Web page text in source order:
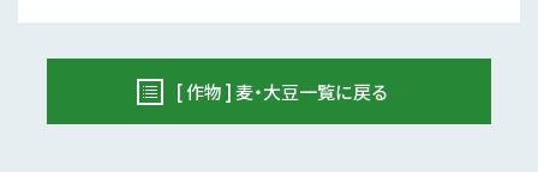
[ 作物 ] 麦・大豆一覧に戻る